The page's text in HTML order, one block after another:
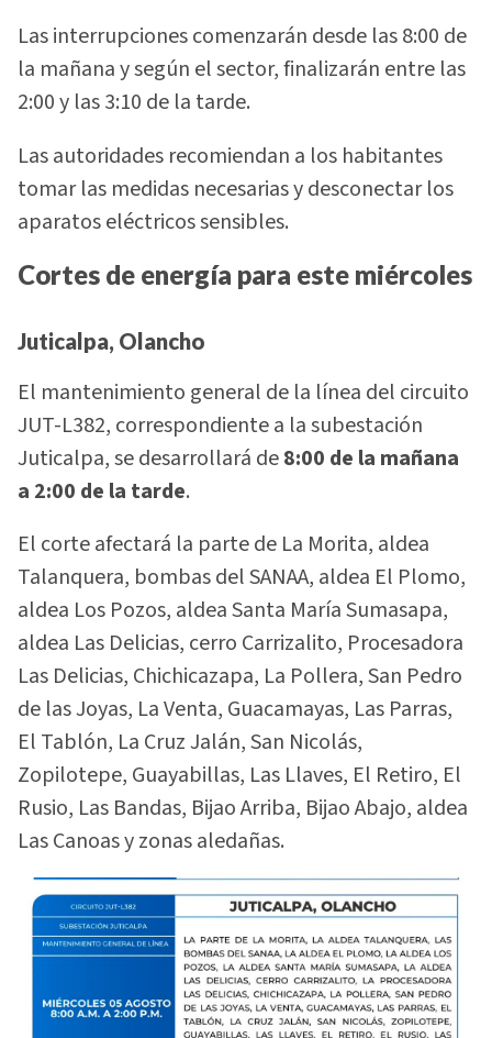
Las interrupciones comenzarán desde las 8:00 de
la mañana y según el sector, finalizarán entre las
2:00 y las 3:10 de la tarde.
Las autoridades recomiendan a los habitantes
tomar las medidas necesarias y desconectar los
aparatos eléctricos sensibles.
Cortes de energía para este miércoles
Juticalpa, Olancho
El mantenimiento general de la línea del circuito
JUT-L382, correspondiente a la subestación
Juticalpa, se desarrollará de8:00 de la mañana
a 2:00 de la tarde.
El corte afectará la parte de La Morita, aldea
Talanquera, bombas del SANAA, aldea El Plomo,
aldea Los Pozos, aldea Santa María Sumasapa,
aldea Las Delicias, cerro Carrizalito, Procesadora
Las Delicias, Chichicazapa, La Pollera, San Pedro
de las Joyas, La Venta, Guacamayas, Las Parras,
El Tablón, La Cruz Jalán, San Nicolás,
Zopilotepe, Guayabillas, Las Llaves, El Retiro, El
Rusio, Las Bandas, Bijao Arriba, Bijao Abajo, aldea
Las Canoas y zonas aledañas.